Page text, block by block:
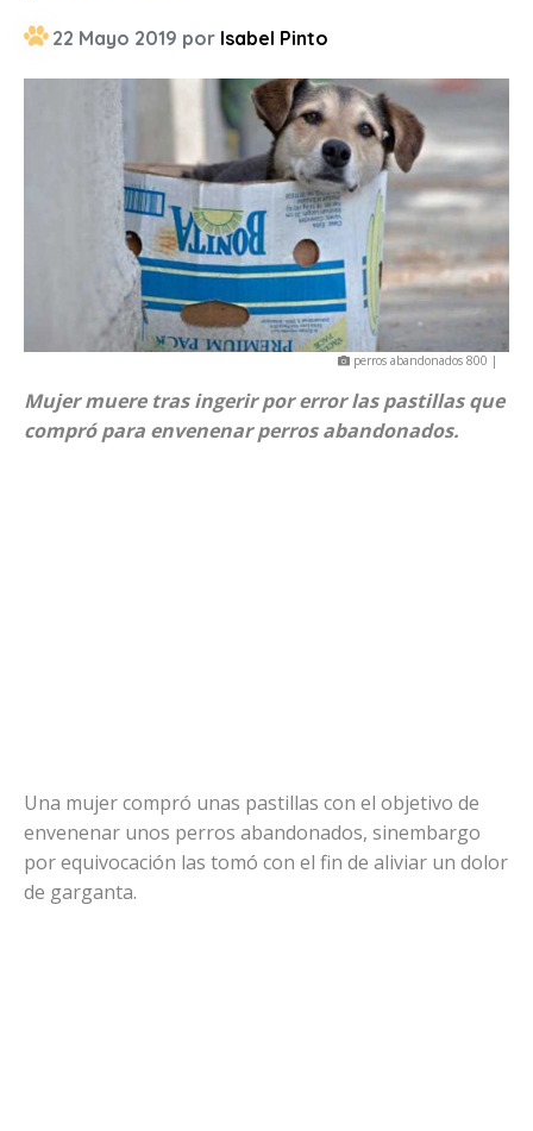
22 Mayo 2019 por Isabel Pinto
perros abandonados 800 |
Mujer muere tras ingerir por error las pastillas que
compró para envenenar perros abandonados.
Una mujer compró unas pastillas con el objetivo de
envenenar unos perros abandonados, sinembargo
por equivocación las tomó con el fin de aliviar un dolor
de garganta.